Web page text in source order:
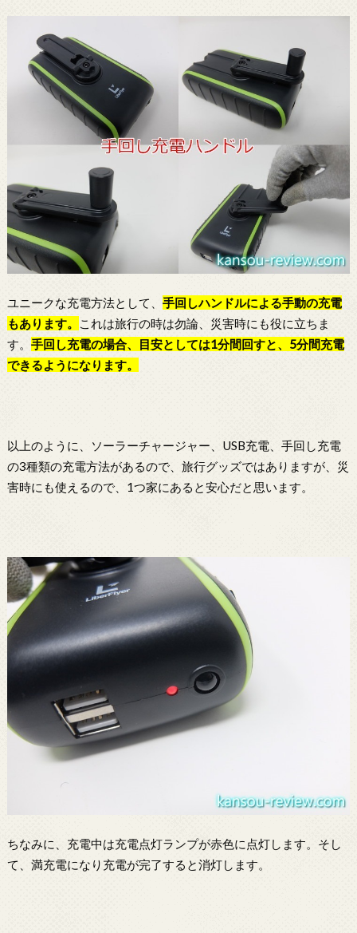
ユニークな充電方法として、 手回しハンドルによる手動の充電
もあります。
これは旅行の時は勿論、災害時にも役に立ちま
す。 手回し充電の場合、目安としては1分間回すと、5分間充電
できるようになります。
以上のように、ソーラーチャージャー、USB充電、手回し充電
の3種類の充電方法があるので、旅行グッズではありますが、災
害時にも使えるので、1つ家にあると安心だと思います。
ちなみに、充電中は充電点灯ランプが赤色に点灯します。そし
て、満充電になり充電が完了すると消灯します。